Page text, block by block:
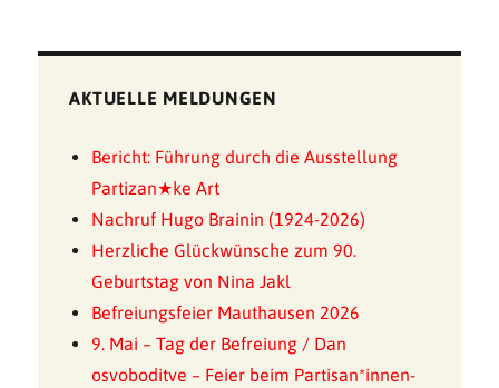
AKTUELLE MELDUNGEN
Bericht: Führung durch die Ausstellung
Partizan★ke Art
Nachruf Hugo Brainin (1924-2026)
Herzliche Glückwünsche zum 90.
Geburtstag von Nina Jakl
Befreiungsfeier Mauthausen 2026
9. Mai – Tag der Befreiung / Dan
osvoboditve – Feier beim Partisan*innen-